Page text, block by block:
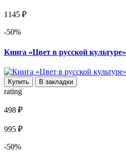
1145 ₽
-50%
Книга «Цвет в русской культуре»
Купить В закладки
rating
498 ₽
995 ₽
-50%